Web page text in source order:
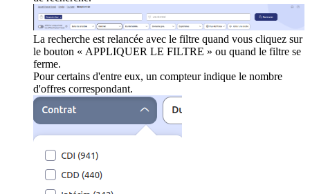
La recherche est relancée avec le filtre quand vous cliquez sur
le bouton « APPLIQUER LE FILTRE » ou quand le filtre se
ferme.
Pour certains d'entre eux, un compteur indique le nombre
d'offres correspondant.